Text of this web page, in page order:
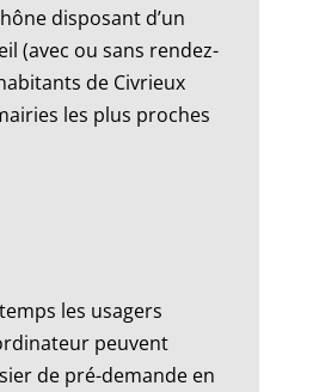
disposant d’un
(avec ou sans rendez-
de Civrieux
les plus proches
les usagers
peuvent
de pré-demande en